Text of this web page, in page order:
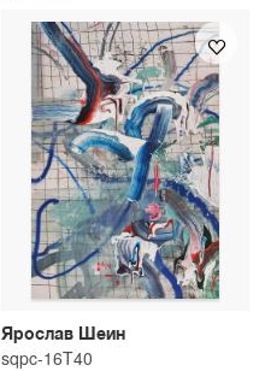
Ярослав Шеин
sqpc-16T40